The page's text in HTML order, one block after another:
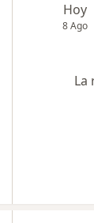
Hoy
8 Ago
La